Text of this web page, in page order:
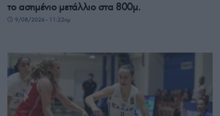
το ασημένιο μετάλλιο στα 800μ.
9/08/2026 - 11:22πμ